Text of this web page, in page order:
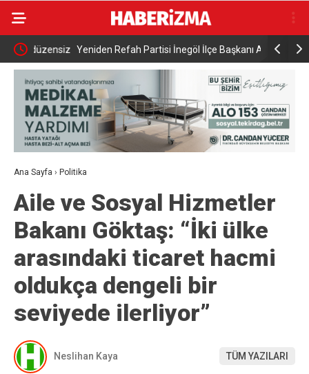
Yeniden Refah Partisi İnegöl İlçe Başkanı Ahmet
Aydın’dan Ekonomi Çağrısı: “İnegöl Üreticisinin
Sesine Kulak Verin”
Bakan
Ana Sayfa › Politika
Aile ve Sosyal Hizmetler
Bakanı Göktaş: “İki ülke
arasındaki ticaret hacmi
oldukça dengeli bir
seviyede ilerliyor”
Neslihan Kaya TÜM YAZILARI